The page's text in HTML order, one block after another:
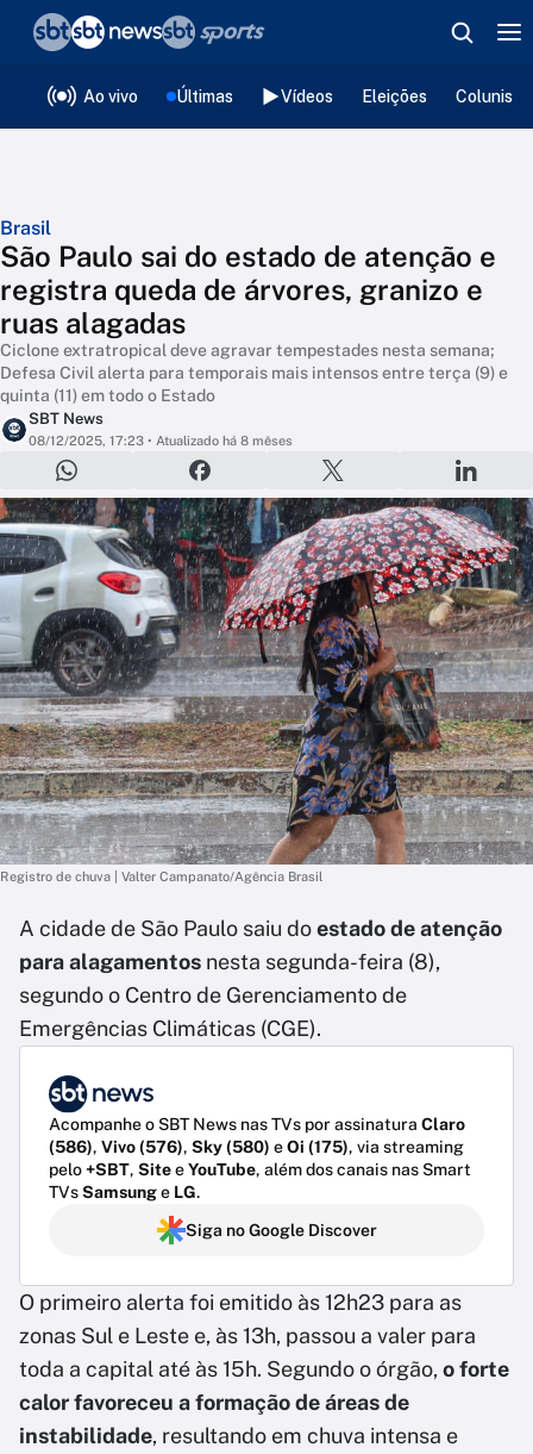
Ao vivo Últimas Vídeos Eleições
Brasil
São Paulo sai do estado de atenção e
registra queda de árvores, granizo e
ruas alagadas
Ciclone extratropical deve agravar tempestades nesta semana;
Defesa Civil alerta para temporais mais intensos entre terça (9) e
quinta (11) em todo o Estado
SBT News
08/12/2025, 17:23 • Atualizado há 8 mêses
Registro de chuva | Valter Campanato/Agência Brasil
A cidade de São Paulo saiu doestado de atenção
para alagamentos nesta segunda-feira (8),
segundo o Centro de Gerenciamento de
Emergências Climáticas (CGE).
Acompanhe o SBT News nas TVs por assinatura Claro
(586), Vivo (576), Sky (580) eOi (175), via streaming
pelo+SBT, SiteeYouTube, além dos canais nas Smart
TVsSamsunge LG.
Siga no Google Discover
O primeiro alerta foi emitido às 12h23 para as
zonas Sul e Leste e, às 13h, passou a valer para
toda a capital até às 15h. Segundo o órgão, o forte
calor favoreceu a formação de áreas de
instabilidade, resultando em chuva intensa e
❮voltar
Editorias